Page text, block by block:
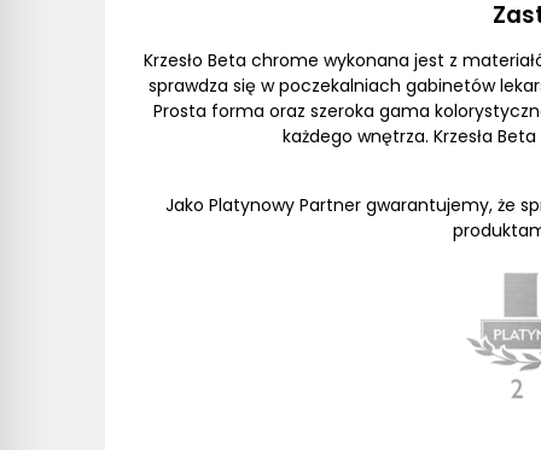
Krzesło Beta chrome wykonana jest z
sprawdza się w poczekalniach gabinetów
Prosta forma oraz szeroka gama
każdego wnętrza. Krzesła
Jako Platynowy Partner gwarantujemy, że